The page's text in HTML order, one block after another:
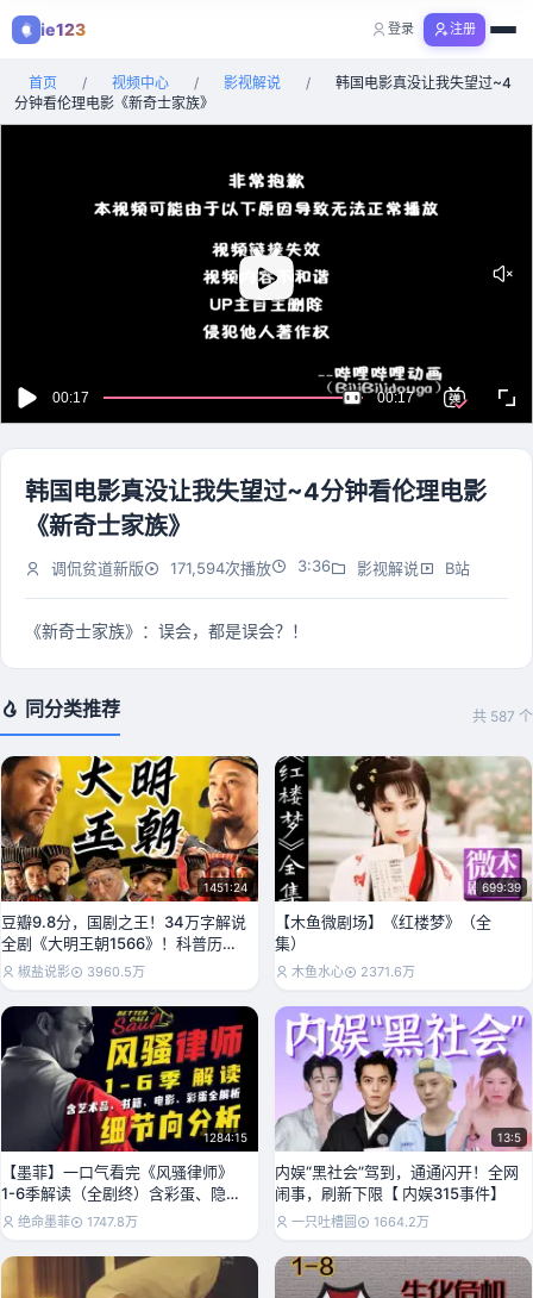
ie123
全部分类
登录 注册
首页 / 视频中心 / 影视解说 /
韩国电影真没让我失望过~4
分钟看伦理电影《新奇士家族》
韩国电影真没让我失望过~4分钟看伦理电影
《新奇士家族》
调侃贫道新版 171,594次播放 3:36 影视解说 B站
《新奇士家族》：误会，都是误会？！
同分类推荐 共 587 个
1451:24
豆瓣9.8分，国剧之王！34万字解说
全剧《大明王朝1566》！科普历史
详析权谋大
椒盐说影 3960.5万
699:39
【木鱼微剧场】《红楼梦》（全
集）
木鱼水心 2371.6万
1284:15
【墨菲】一口气看完《风骚律师》
1-6季解读（全剧终）含彩蛋、隐
喻、艺术品、书籍、
绝命墨菲 1747.8万
13:5
内娱“黑社会”驾到，通通闪开！全网
闹事，刷新下限【 内娱315事件】
一只吐槽圆 1664.2万